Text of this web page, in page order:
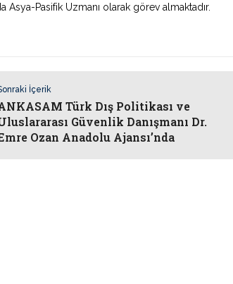
Asya-Pasifik Uzmanı olarak görev almaktadır.
İçerik
Türk Dış Politikası ve
Güvenlik Danışmanı Dr.
Ozan Anadolu Ajansı’nda